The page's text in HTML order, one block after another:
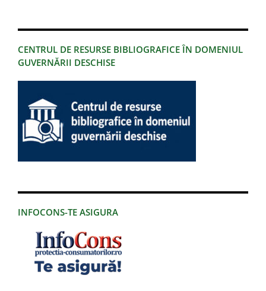
CENTRUL DE RESURSE BIBLIOGRAFICE ÎN DOMENIUL
GUVERNĂRII DESCHISE
INFOCONS-TE ASIGURA